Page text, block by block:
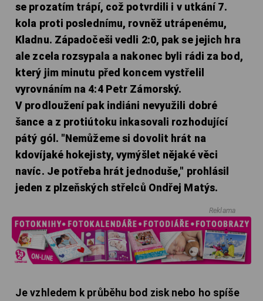
se prozatím trápí, což potvrdili i v utkání 7.
kola proti poslednímu, rovněž utrápenému,
Kladnu. Západočeši vedli 2:0, pak se jejich hra
ale zcela rozsypala a nakonec byli rádi za bod,
který jim minutu před koncem vystřelil
vyrovnáním na 4:4 Petr Zámorský.
V prodloužení pak indiáni nevyužili dobré
šance a z protiútoku inkasovali rozhodující
pátý gól. "Nemůžeme si dovolit hrát na
kdovíjaké hokejisty, vymýšlet nějaké věci
navíc. Je potřeba hrát jednoduše," prohlásil
jeden z plzeňských střelců Ondřej Matýs.
Reklama
Je vzhledem k průběhu bod zisk nebo ho spíše